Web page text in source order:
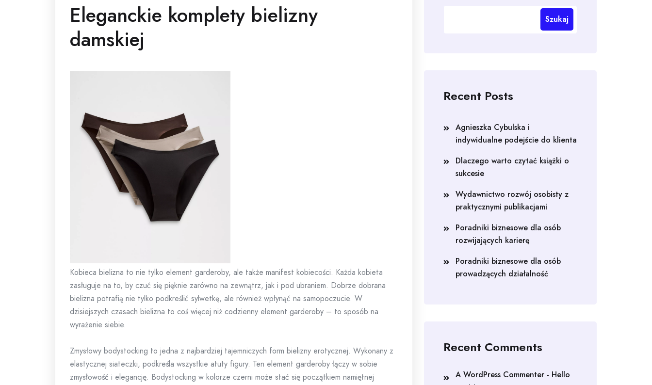
Eleganckie komplety bielizny
damskiej
Kobieca bielizna to nie tylko element garderoby, ale także manifest kobiecości. Każda kobieta
zasługuje na to, by czuć się pięknie zarówno na zewnątrz, jak i pod ubraniem. Dobrze dobrana
bielizna potrafią nie tylko podkreślić sylwetkę, ale również wpłynąć na samopoczucie. W
dzisiejszych czasach bielizna to coś więcej niż codzienny element garderoby – to sposób na
wyrażenie siebie.
Zmysłowy bodystocking to jedna z najbardziej tajemniczych form bielizny erotycznej. Wykonany z
elastycznej siateczki, podkreśla wszystkie atuty figury. Ten element garderoby łączy w sobie
zmysłowość i elegancję. Bodystocking w kolorze czerni może stać się początkiem namiętnej
Szukaj
Recent Posts
Agnieszka Cybulska i
indywidualne podejście do klienta
Dlaczego warto czytać książki o
sukcesie
Wydawnictwo rozwój osobisty z
praktycznymi publikacjami
Poradniki biznesowe dla osób
rozwijających karierę
Poradniki biznesowe dla osób
prowadzących działalność
Recent Comments
A WordPress Commenter - Hello